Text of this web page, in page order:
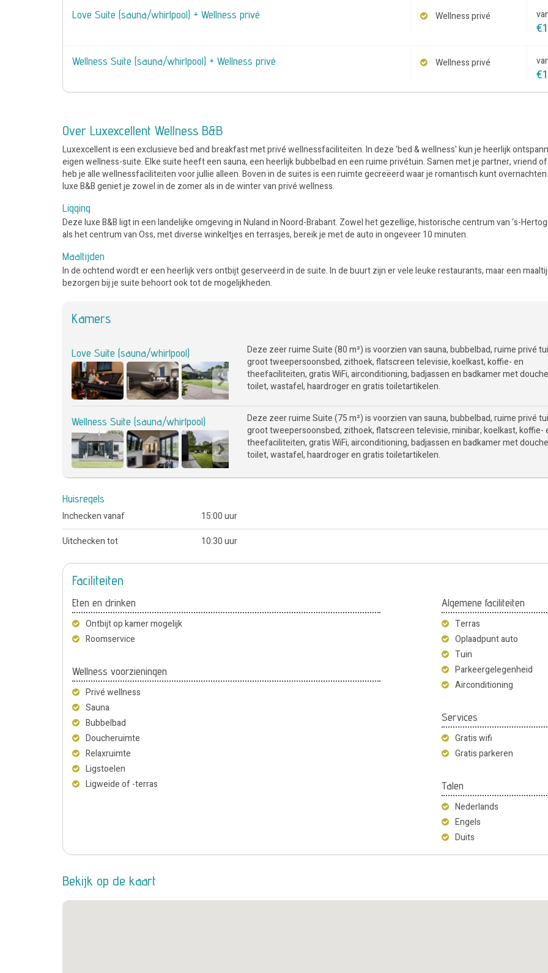
Love Suite (sauna/whirlpool) + Wellness privé Wellness privé
€
Wellness Suite (sauna/whirlpool) + Wellness privé Wellness privé
€
Over Luxexcellent Wellness B&B
Luxexcellent is een exclusieve bed and breakfast met privé wellnessfaciliteiten. In deze 'bed & wellness' kun je heerlijk
eigen wellness-suite. Elke suite heeft een sauna, een heerlijk bubbelbad en een ruime privétuin. Samen met je partner, vriend
heb je alle wellnessfaciliteiten voor jullie alleen. Boven in de suites is een ruimte gecreëerd waar je romantisch kunt
luxe B&B geniet je zowel in de zomer als in de winter van privé wellness.
Ligging
Deze luxe B&B ligt in een landelijke omgeving in Nuland in Noord-Brabant. Zowel het gezellige, historische centrum van ‘s-
als het centrum van Oss, met diverse winkeltjes en terrasjes, bereik je met de auto in ongeveer 10 minuten.
Maaltijden
In de ochtend wordt er een heerlijk vers ontbijt geserveerd in de suite. In de buurt zijn er vele leuke restaurants, maar een
bezorgen bij je suite behoort ook tot de mogelijkheden.
Kamers
Love Suite (sauna/whirlpool)
Deze zeer ruime Suite (80 m²) is voorzien van sauna, bubbelbad, ruime privé
groot tweepersoonsbed, zithoek, flatscreen televisie, koelkast, koffie- en
theefaciliteiten, gratis WiFi, airconditioning, badjassen en badkamer met
toilet, wastafel, haardroger en gratis toiletartikelen.
Wellness Suite (sauna/whirlpool)
Deze zeer ruime Suite (75 m²) is voorzien van sauna, bubbelbad, ruime privé
groot tweepersoonsbed, zithoek, flatscreen televisie, minibar, koelkast, koffie-
theefaciliteiten, gratis WiFi, airconditioning, badjassen en badkamer met
toilet, wastafel, haardroger en gratis toiletartikelen.
Huisregels
Inchecken vanaf
15:00 uur
Uitchecken tot
10:30 uur
Faciliteiten
Eten en drinken
Ontbijt op kamer mogelijk
Roomservice
Wellness voorzieningen
Privé wellness
Sauna
Bubbelbad
Doucheruimte
Relaxruimte
Ligstoelen
Ligweide of -terras
Algemene faciliteiten
Terras
Oplaadpunt auto
Tuin
Parkeergelegenheid
Airconditioning
Services
Gratis wifi
Gratis parkeren
Talen
Nederlands
Engels
Duits
Bekijk op de kaart